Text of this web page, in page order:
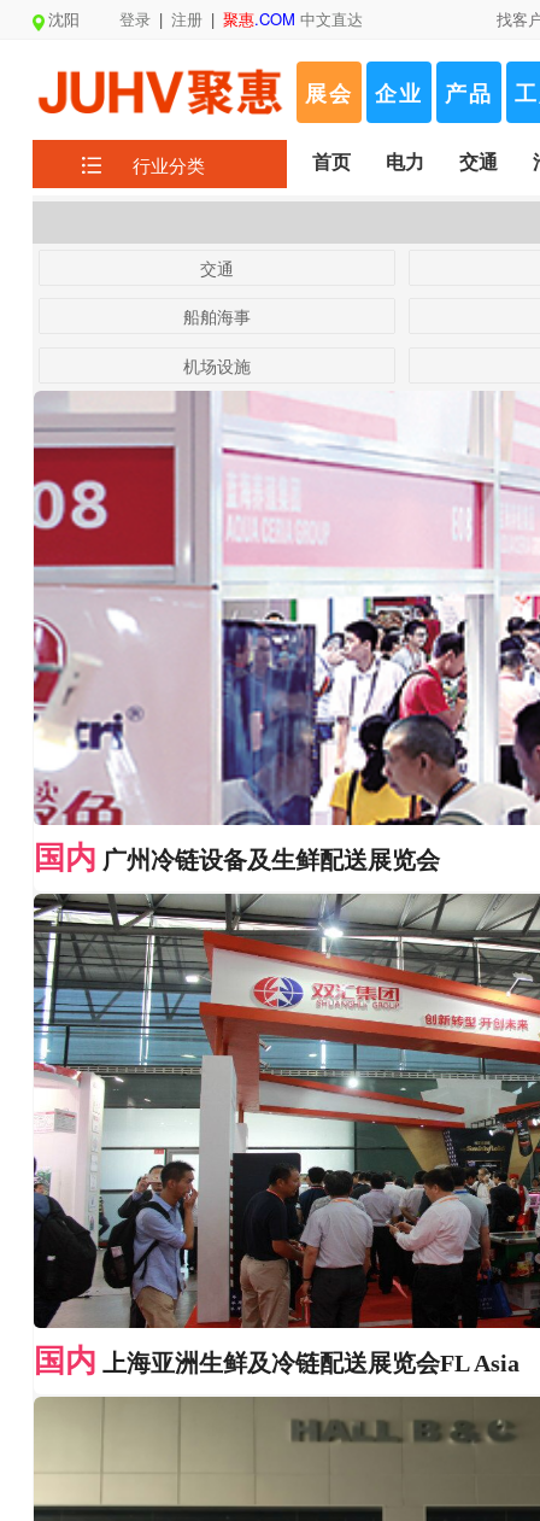
沈阳 登录 | 注册 | 聚惠.COM 中文直达 找客
展会 企业 产品
行业分类 首页 电力 交通
交通
船舶海事
机场设施
国内 广州冷链设备及生鲜配送展览会
国内 上海亚洲生鲜及冷链配送展览会FL Asia